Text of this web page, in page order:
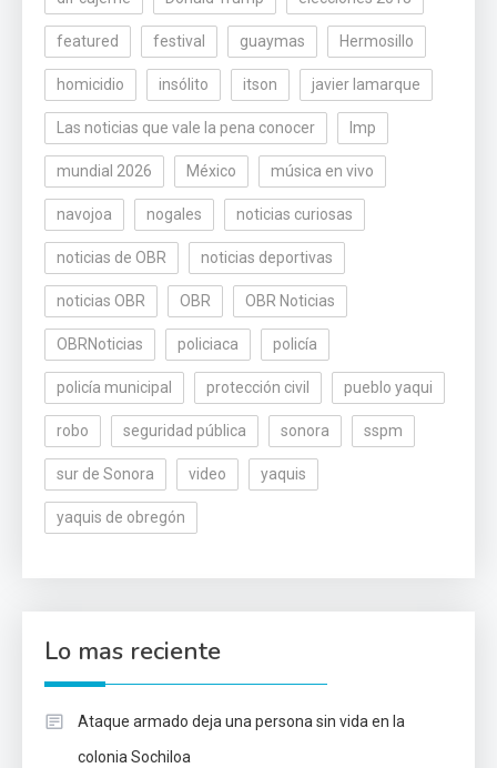
featured festival guaymas Hermosillo
homicidio insólito itson javier lamarque
Las noticias que vale la pena conocer lmp
mundial 2026 México música en vivo
navojoa nogales noticias curiosas
noticias de OBR noticias deportivas
noticias OBR OBR OBR Noticias
OBRNoticias policiaca policía
policía municipal protección civil pueblo yaqui
robo seguridad pública sonora sspm
sur de Sonora video yaquis
yaquis de obregón
Lo mas reciente
Ataque armado deja una persona sin vida en la
colonia Sochiloa